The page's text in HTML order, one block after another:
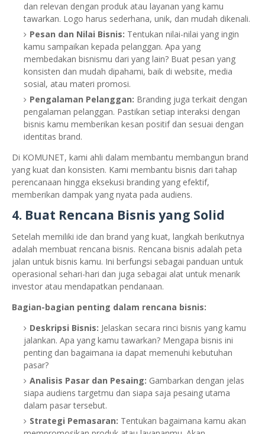
dan relevan dengan produk atau layanan yang kamu
tawarkan. Logo harus sederhana, unik, dan mudah dikenali.
Pesan dan Nilai Bisnis: Tentukan nilai-nilai yang ingin
kamu sampaikan kepada pelanggan. Apa yang
membedakan bisnismu dari yang lain? Buat pesan yang
konsisten dan mudah dipahami, baik di website, media
sosial, atau materi promosi.
Pengalaman Pelanggan: Branding juga terkait dengan
pengalaman pelanggan. Pastikan setiap interaksi dengan
bisnis kamu memberikan kesan positif dan sesuai dengan
identitas brand.
Di KOMUNET, kami ahli dalam membantu membangun brand
yang kuat dan konsisten. Kami membantu bisnis dari tahap
perencanaan hingga eksekusi branding yang efektif,
memberikan dampak yang nyata pada audiens.
4. Buat Rencana Bisnis yang Solid
Setelah memiliki ide dan brand yang kuat, langkah berikutnya
adalah membuat rencana bisnis. Rencana bisnis adalah peta
jalan untuk bisnis kamu. Ini berfungsi sebagai panduan untuk
operasional sehari-hari dan juga sebagai alat untuk menarik
investor atau mendapatkan pendanaan.
Bagian-bagian penting dalam rencana bisnis:
Deskripsi Bisnis: Jelaskan secara rinci bisnis yang kamu
jalankan. Apa yang kamu tawarkan? Mengapa bisnis ini
penting dan bagaimana ia dapat memenuhi kebutuhan
pasar?
Analisis Pasar dan Pesaing: Gambarkan dengan jelas
siapa audiens targetmu dan siapa saja pesaing utama
dalam pasar tersebut.
Strategi Pemasaran: Tentukan bagaimana kamu akan